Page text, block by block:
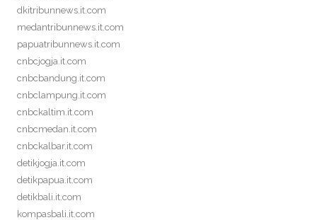
dkitribunnews.it.com
medantribunnews.it.com
papuatribunnews.it.com
cnbcjogja.it.com
cnbcbandung.it.com
cnbclampung.it.com
cnbckaltim.it.com
cnbcmedan.it.com
cnbckalbar.it.com
detikjogja.it.com
detikpapua.it.com
detikbali.it.com
kompasbali.it.com